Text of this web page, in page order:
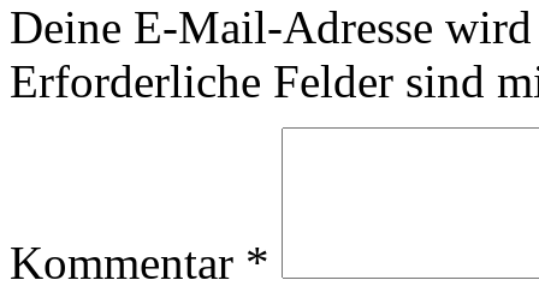
Deine E-Mail-Adresse
Erforderliche Felder sind
Kommentar *